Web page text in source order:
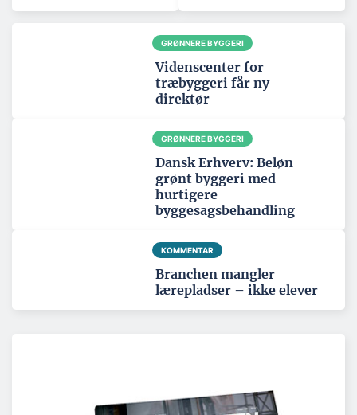
GRØNNERE BYGGERI
Videnscenter for
træbyggeri får ny
direktør
GRØNNERE BYGGERI
Dansk Erhverv: Beløn
grønt byggeri med
hurtigere
byggesagsbehandling
KOMMENTAR
Branchen mangler
lærepladser – ikke elever